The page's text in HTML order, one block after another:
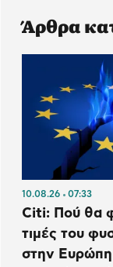
Άρθρα
10.08.26 07:33
Citi: Πού θα
τιμές του
στην Ευρώπη